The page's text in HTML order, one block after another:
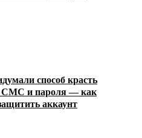
способ красть
СМС и пароля — как
аккаунт